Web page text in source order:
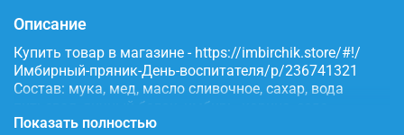
Описание
Купить товар в магазине - https://imbirchik.store/#!/
Имбирный-пряник-День-воспитателя/p/236741321
Состав: мука, мед, масло сливочное, сахар, вода
питьевая, яичный белок, имбирь, корица, сода,
пищевые красители.
Показать полностью